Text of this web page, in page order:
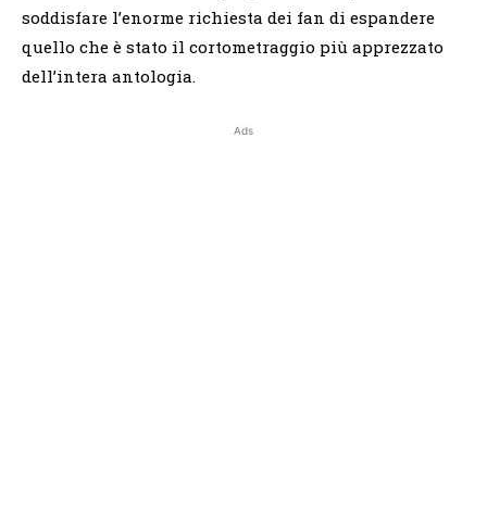
soddisfare l’enorme richiesta dei fan di espandere
quello che è stato il cortometraggio più apprezzato
dell’intera antologia.
Ads